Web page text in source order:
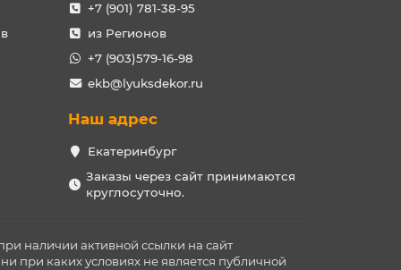
+7 (901) 781-38-95
из Регионов
+7 (903)579-16-98
ekb@lyuksdekor.ru
Наш адрес
Екатеринбург
Заказы через сайт принимаются
круглосуточно.
наличии активной ссылки на сайт
при каких условиях не является публичной